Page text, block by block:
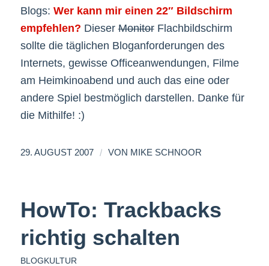
Blogs: Wer kann mir einen 22″ Bildschirm
empfehlen? DieserMonitorFlachbildschirm
sollte die täglichen Bloganforderungen des
Internets, gewisse Officeanwendungen, Filme
am Heimkinoabend und auch das eine oder
andere Spiel bestmöglich darstellen. Danke für
die Mithilfe! :)
29. AUGUST 2007 / VON MIKE SCHNOOR
HowTo: Trackbacks
richtig schalten
BLOGKULTUR